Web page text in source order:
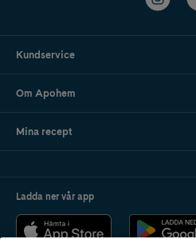
Kundservice
Om Apohem
Mina recept
Ladda ner vår app